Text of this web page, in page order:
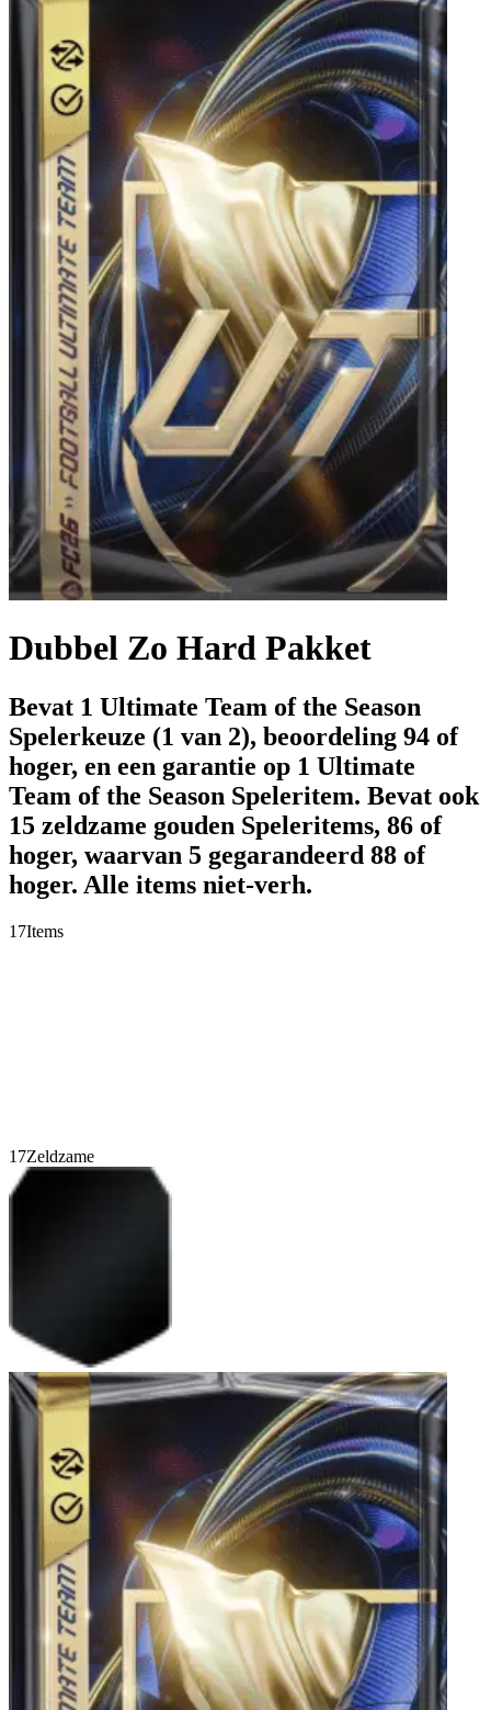
Dubbel Zo Hard Pakket
Bevat 1 Ultimate Team of the Season
Spelerkeuze (1 van 2), beoordeling 94 of
hoger, en een garantie op 1 Ultimate
Team of the Season Speleritem. Bevat ook
15 zeldzame gouden Speleritems, 86 of
hoger, waarvan 5 gegarandeerd 88 of
hoger. Alle items niet-verh.
17Items
17Zeldzame